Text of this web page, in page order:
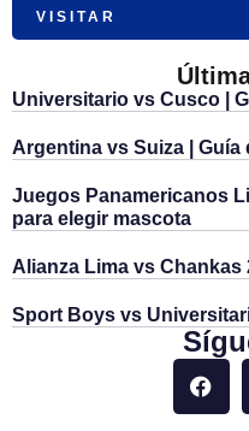
VISITAR
Universitario vs Cusco |
Argentina vs Suiza | Guía
Juegos Panamericanos
para elegir mascota
Alianza Lima vs Chankas
Sport Boys vs